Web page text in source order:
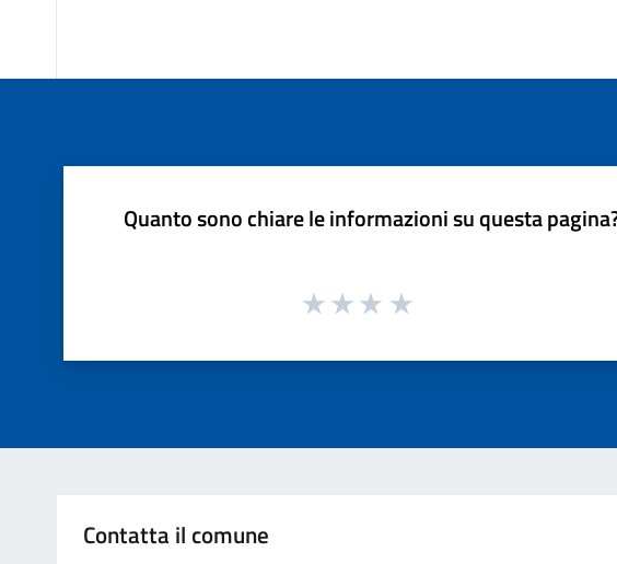
Quanto sono chiare le informazioni su questa
Contatta il comune